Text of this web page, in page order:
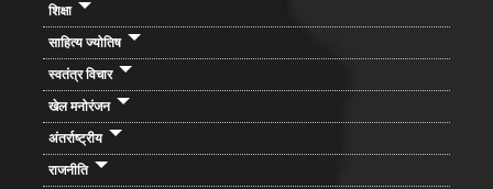
शिक्षा
साहित्य ज्योतिष
स्वतंत्र विचार
खेल मनोरंजन
अंतर्राष्ट्रीय
राजनीति